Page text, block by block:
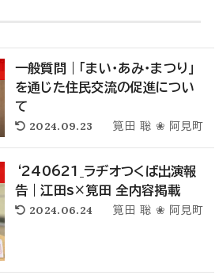
​一般質問｜「まい・あみ・まつり」
を通じた住民交流の促進につい
て
2024.09.23 筧田 聡 ❀ 阿見町
‘240621_ラヂオつくば出演報
告｜江田s×筧田 全内容掲載
2024.06.24 筧田 聡 ❀ 阿見町